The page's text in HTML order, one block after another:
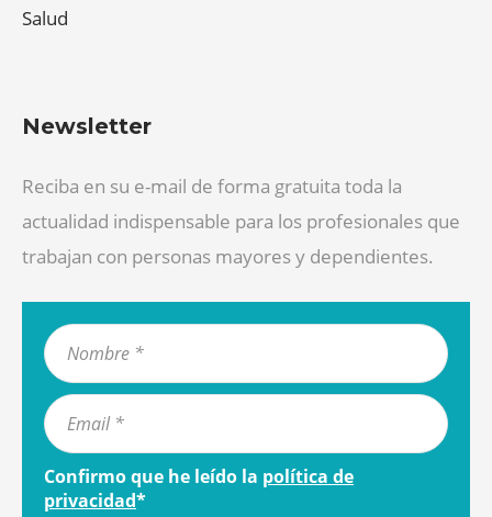
Salud
Newsletter
Reciba en su e-mail de forma gratuita toda la
actualidad indispensable para los profesionales que
trabajan con personas mayores y dependientes.
Confirmo que he leído la política de
privacidad*